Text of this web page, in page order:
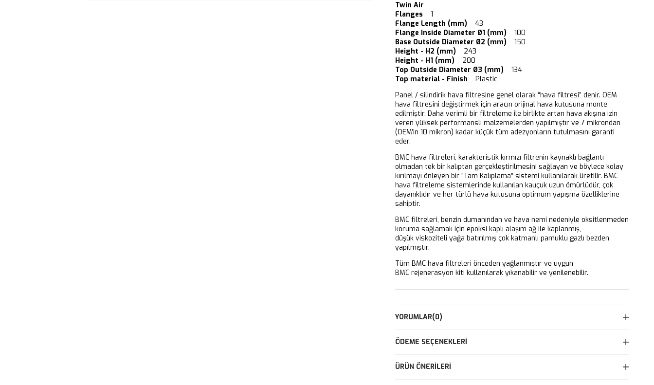
Twin Air
Flanges 1
Flange Length (mm) 43
Flange Inside Diameter Ø1 (mm) 100
Base Outside Diameter Ø2 (mm) 150
Height - H2 (mm) 243
Height - H1 (mm) 200
Top Outside Diameter Ø3 (mm) 134
Top material - Finish Plastic
Panel / silindirik hava filtresine genel olarak “hava filtresi” denir. OEM
hava filtresini değiştirmek için aracın orijinal hava kutusuna monte
edilmiştir. Daha verimli bir filtreleme ile birlikte artan hava akışına izin
veren yüksek performanslı malzemelerden yapılmıştır ve 7 mikrondan
(OEM’in 10 mikron) kadar küçük tüm adezyonların tutulmasını garanti
eder.
BMC hava filtreleri, karakteristik kırmızı filtrenin kaynaklı bağlantı
olmadan tek bir kalıptan gerçekleştirilmesini sağlayan ve böylece kolay
kırılmayı önleyen bir “Tam Kalıplama” sistemi kullanılarak üretilir. BMC
hava filtreleme sistemlerinde kullanılan kauçuk uzun ömürlüdür, çok
dayanıklıdır ve her türlü hava kutusuna optimum yapışma özelliklerine
sahiptir.
BMC filtreleri, benzin dumanından ve hava nemi nedeniyle oksitlenmeden
koruma sağlamak için epoksi kaplı alaşım ağ ile kaplanmış,
düşük viskoziteli yağa batırılmış çok katmanlı pamuklu gazlı bezden
yapılmıştır.
Tüm BMC hava filtreleri önceden yağlanmıştır ve uygun
BMC rejenerasyon kiti kullanılarak yıkanabilir ve yenilenebilir.
YORUMLAR(0)
ÖDEME SEÇENEKLERI
ÜRÜN ÖNERILERI